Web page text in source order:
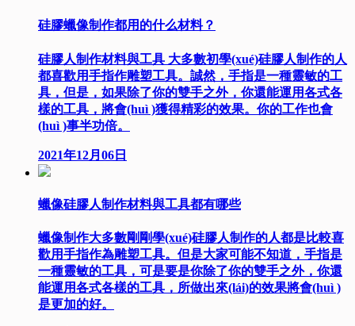
硅膠蠟像制作都用的什么材料？
硅膠人制作材料與工具 大多數初學(xué)硅膠人制作的人
都喜歡用手指作雕塑工具。誠然，手指是一種靈敏的工
具，但是，如果除了你的雙手之外，你還能運用各式各
樣的工具，將會(huì )獲得精彩的效果。你的工作也會
(huì )事半功倍。
2021年12月06日
蠟像硅膠人制作材料與工具都有哪些
蠟像制作大多數剛剛學(xué)硅膠人制作的人都是比較喜
歡用手指作為雕塑工具。但是大家可能不知道，手指是
一種靈敏的工具，可是要是你除了你的雙手之外，你還
能運用各式各樣的工具，所做出來(lái)的效果將會(huì )
是更加的好。